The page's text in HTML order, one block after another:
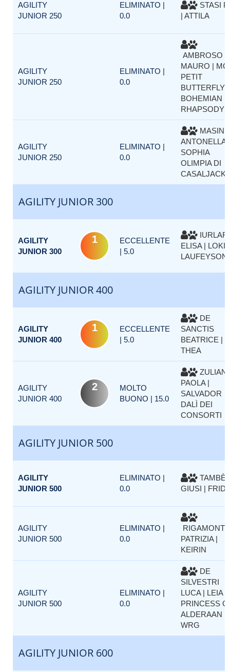
AGILITY
JUNIOR 250
ELIMINATO |
0.0
STASI
| ATTILA
AGILITY
JUNIOR 250
ELIMINATO |
0.0
AMBROSO
MAURO |
PETIT
BUTTERFLY
BOHEMIAN
RHAPSODY
AGILITY
JUNIOR 250
ELIMINATO |
0.0
MASIN
ANTONELLA |
SOPHIA
OLIMPIA DI
CASALJACK
AGILITY JUNIOR 300
AGILITY
JUNIOR 300
1
ECCELLENTE
| 5.0
ELISA | LOKI
LAUFEYSON
AGILITY JUNIOR 400
AGILITY
JUNIOR 400
1
ECCELLENTE
| 5.0
DE
SANCTIS
BEATRICE |
THEA
AGILITY
JUNIOR 400
2
MOLTO
BUONO | 15.0
ZULIAN
PAOLA |
SALVADOR
DALÌ DEI
CONSORTI
AGILITY JUNIOR 500
AGILITY
JUNIOR 500
ELIMINATO |
0.0
TAMBÈ
GIUSI |
AGILITY
JUNIOR 500
ELIMINATO |
0.0
RIGAMONTI
PATRIZIA |
KEIRIN
AGILITY
JUNIOR 500
ELIMINATO |
0.0
DE
SILVESTRI
LUCA | LEIA
PRINCESS
ALDERAAN
WRG
AGILITY JUNIOR 600